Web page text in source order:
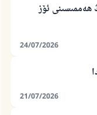
ھەممىسىنى ئۆز
24/07/2026
21/07/2026